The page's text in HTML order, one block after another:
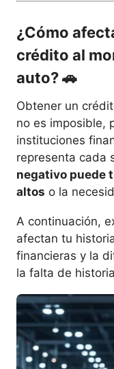
¿Cómo
crédito al
auto?🚗
Obtener un
no es imposible,
instituciones
representa cada
negativo puede
altos o la
A continuación,
afectan tu
financieras y la
la falta de